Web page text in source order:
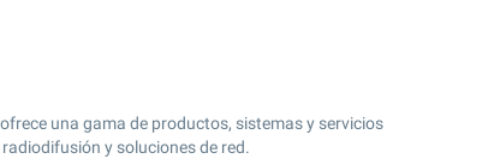
una gama de productos, sistemas y servicios
y soluciones de red.